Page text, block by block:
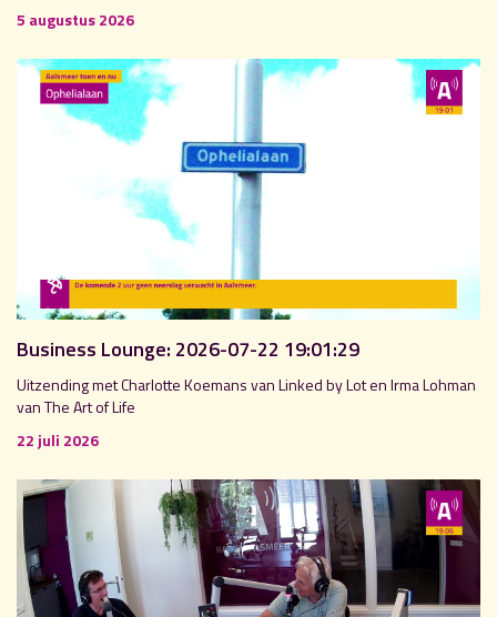
5 augustus 2026
Business Lounge: 2026-07-22 19:01:29
Uitzending met Charlotte Koemans van Linked by Lot en Irma Lohman
van The Art of Life
22 juli 2026